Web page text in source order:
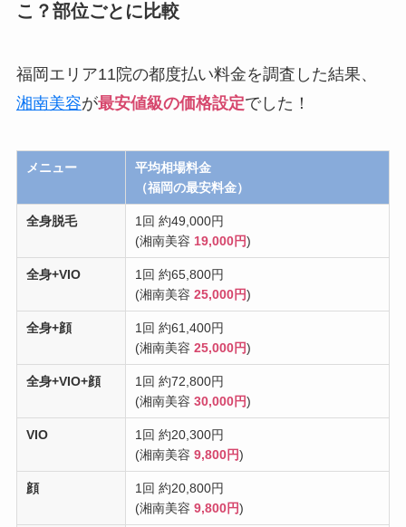
こ？部位ごとに比較
福岡エリア11院の都度払い料金を調査した結果、
湘南美容が最安値級の価格設定でした！
メニュー
平均相場料金
（福岡の最安料金）
全身脱毛
1回 約49,000円
(湘南美容 19,000円)
全身+VIO
1回 約65,800円
(湘南美容25,000円)
全身+顔
1回 約61,400円
(湘南美容25,000円)
全身+VIO+顔
1回 約72,800円
(湘南美容30,000円)
VIO
1回 約20,300円
(湘南美容9,800円)
顔
1回 約20,800円
(湘南美容9,800円)